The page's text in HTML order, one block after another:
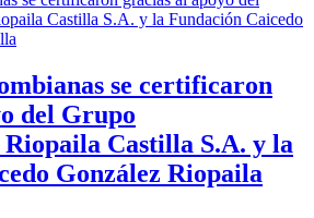
se certificaron
del Grupo
Castilla S.A. y la
González Riopaila